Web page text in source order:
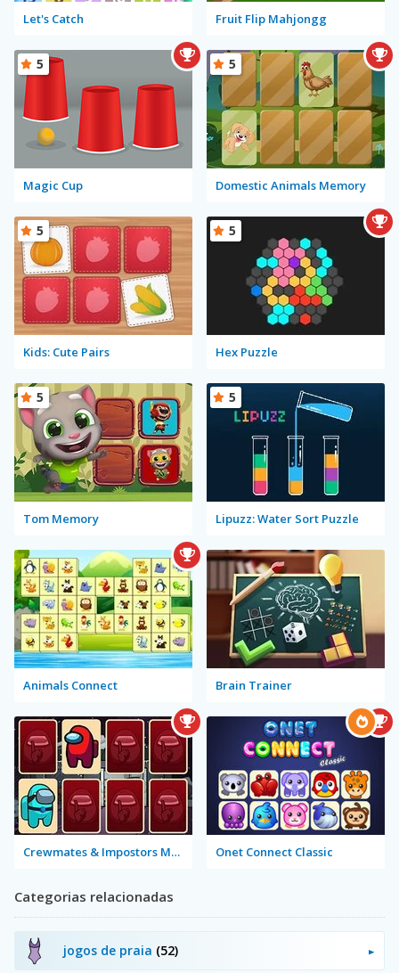
Let's Catch Fruit Flip Mahjongg
Magic Cup
5
Domestic Animals Memory
5
Kids: Cute Pairs
5
Hex Puzzle
5
Tom Memory
5
Lipuzz: Water Sort Puzzle
5
Animals Connect Brain Trainer
Crewmates & Impostors Memory Onet Connect Classic
Categorias relacionadas
jogos de praia (52)